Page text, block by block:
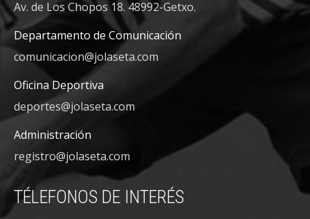
Av. de Los Chopos 18. 48992-Getxo.
Departamento de Comunicación
comunicacion@jolaseta.com
Oficina Deportiva
deportes@jolaseta.com
Administración
registro@jolaseta.com
TÉLEFONOS DE INTERÉS